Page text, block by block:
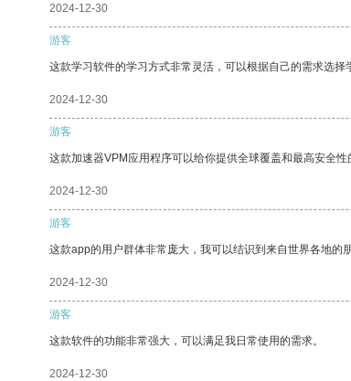
2024-12-30
游客
这款学习软件的学习方式非常灵活，可以根据自己的需求选择
2024-12-30
游客
这款加速器VPM应用程序可以给你提供全球覆盖和最高安全性
2024-12-30
游客
这款app的用户群体非常庞大，我可以结识到来自世界各地的朋
2024-12-30
游客
这款软件的功能非常强大，可以满足我日常使用的需求。
2024-12-30